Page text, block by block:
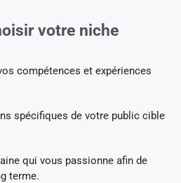
votre niche
compétences et expériences
spécifiques de votre public cible
qui vous passionne afin de
terme.